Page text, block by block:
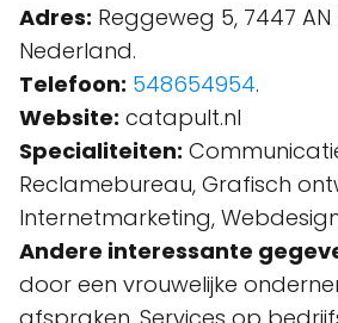
Adres: Reggeweg 5, 7447
Nederland.
Telefoon: 548654954.
Website: catapult.nl
Specialiteiten:
Reclamebureau, Grafisch
Internetmarketing,
Andere interessante
door een vrouwelijke